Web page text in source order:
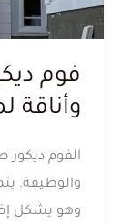
فوم
وأناقة
الفوم ديكور
والوظيفة.
وهو يشكل